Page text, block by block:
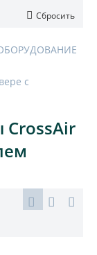
Сбросить
с